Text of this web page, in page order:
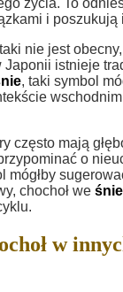
i poszukują
nie jest
istnieje
, taki symbol
często mają
o
mógłby
chochoł we śnie
w